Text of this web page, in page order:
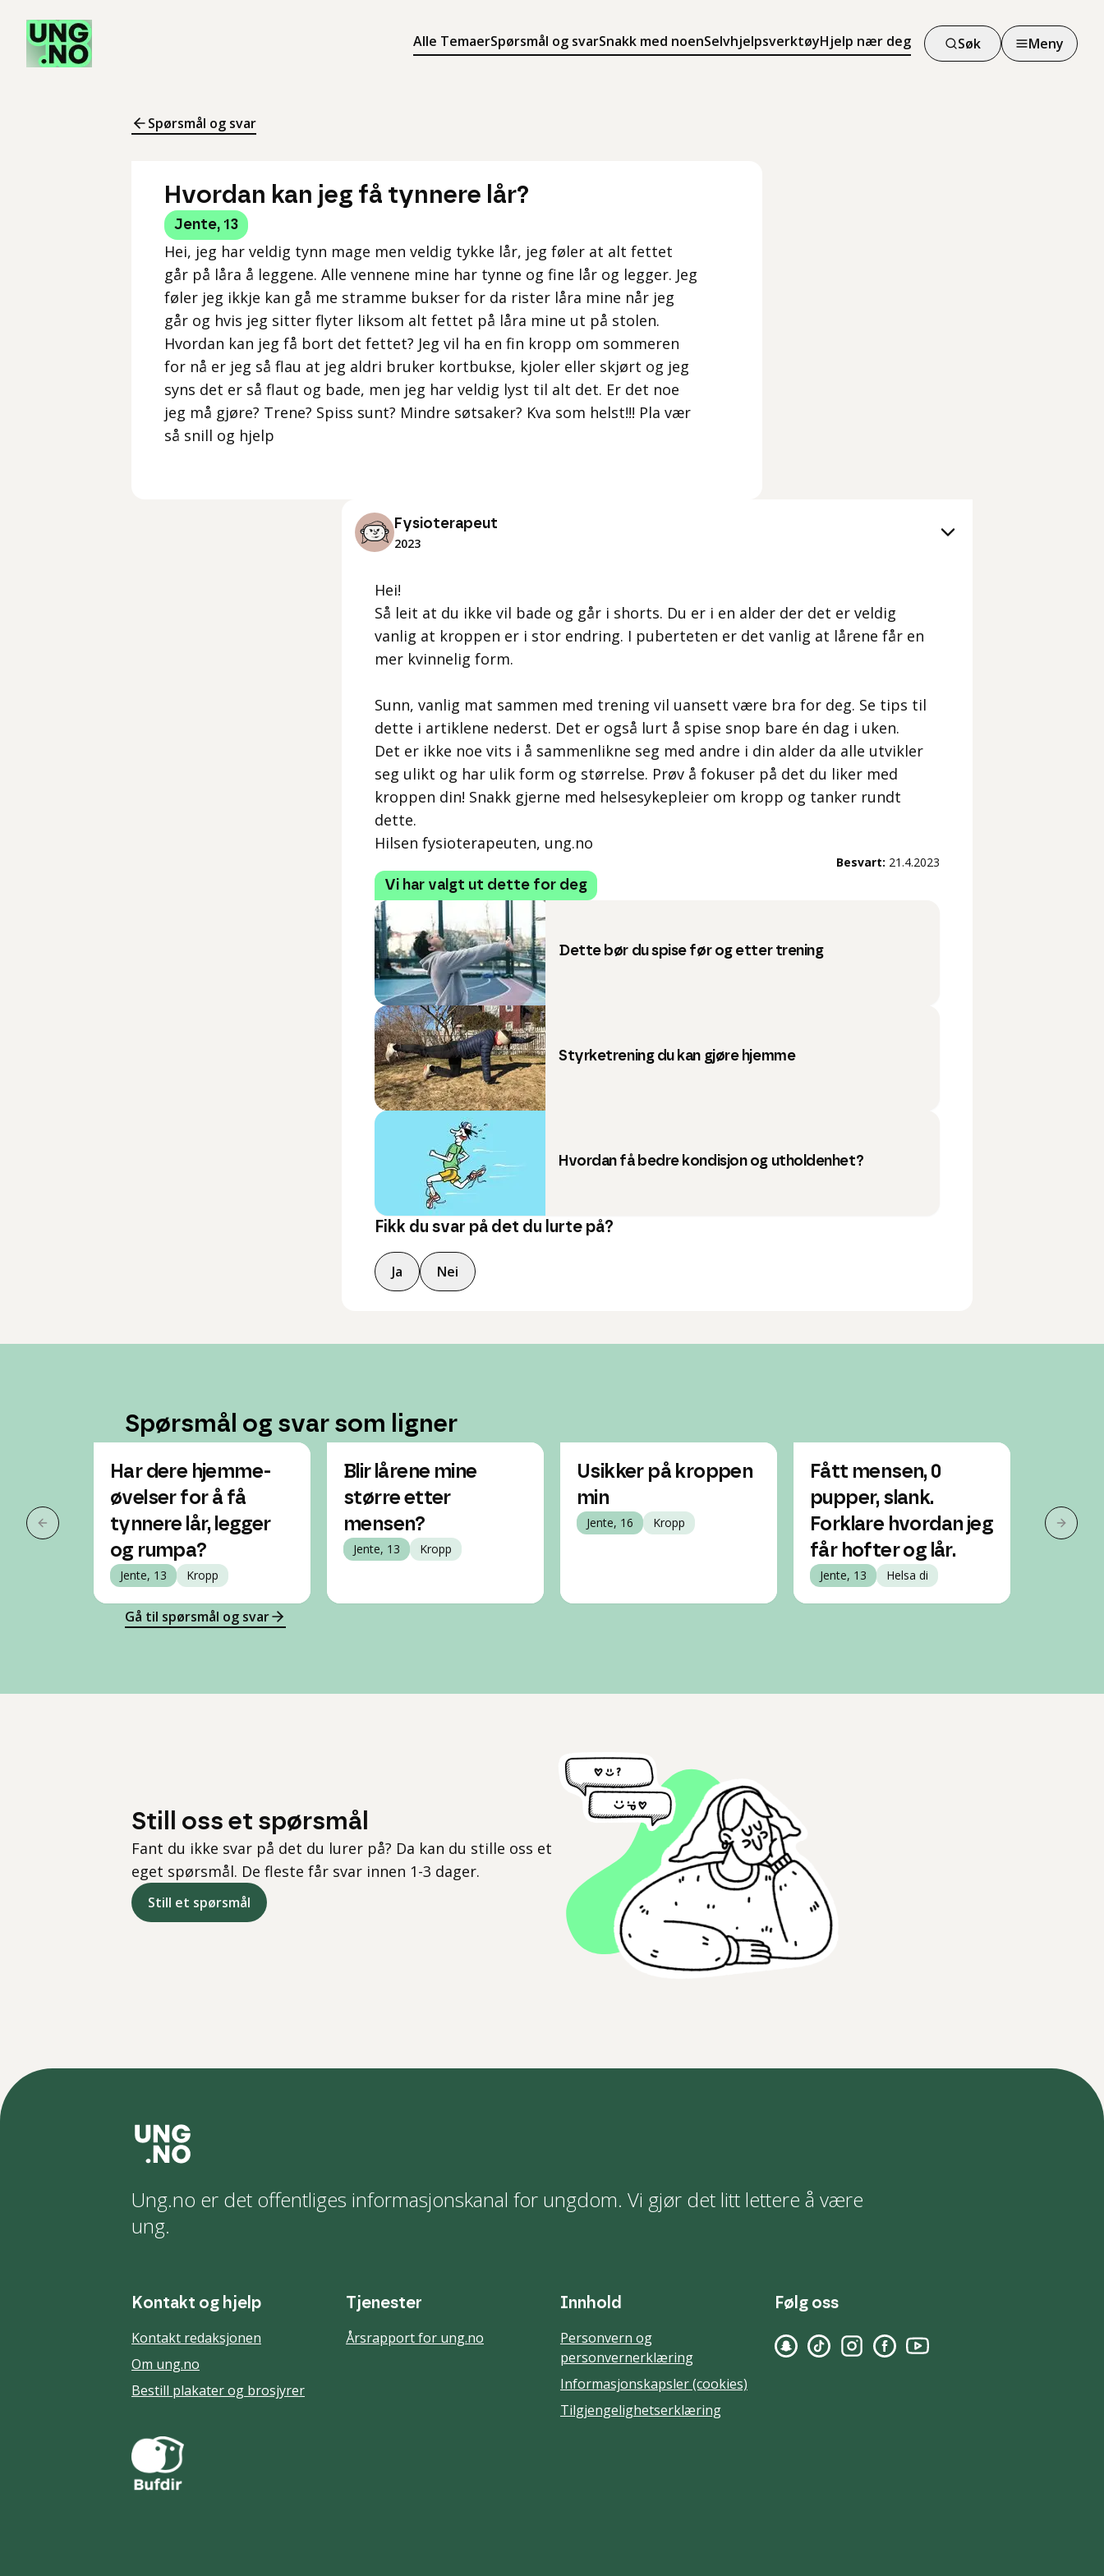
Alle TemaerSpørsmål og svarSnakk med noenSelvhjelpsverktøyHjelp nær deg
Søk
Søk
Meny
Meny
Spørsmål og svar
Hvordan kan jeg få tynnere lår?
Jente, 13
Hei, jeg har veldig tynn mage men veldig tykke lår, jeg føler at alt fettet
går på låra å leggene. Alle vennene mine har tynne og fine lår og legger. Jeg
føler jeg ikkje kan gå me stramme bukser for da rister låra mine når jeg
går og hvis jeg sitter flyter liksom alt fettet på låra mine ut på stolen.
Hvordan kan jeg få bort det fettet? Jeg vil ha en fin kropp om sommeren
for nå er jeg så flau at jeg aldri bruker kortbukse, kjoler eller skjørt og jeg
syns det er så flaut og bade, men jeg har veldig lyst til alt det. Er det noe
jeg må gjøre? Trene? Spiss sunt? Mindre søtsaker? Kva som helst!!! Pla vær
så snill og hjelp
Fysioterapeut
2023
Hei!
Så leit at du ikke vil bade og går i shorts. Du er i en alder der det er veldig
vanlig at kroppen er i stor endring. I puberteten er det vanlig at lårene får en
mer kvinnelig form.
Sunn, vanlig mat sammen med trening vil uansett være bra for deg. Se tips til
dette i artiklene nederst. Det er også lurt å spise snop bare én dag i uken.
Det er ikke noe vits i å sammenlikne seg med andre i din alder da alle utvikler
seg ulikt og har ulik form og størrelse. Prøv å fokuser på det du liker med
kroppen din! Snakk gjerne med helsesykepleier om kropp og tanker rundt
dette.
Hilsen fysioterapeuten, ung.no
Besvart: 21.4.2023
Vi har valgt ut dette for deg
Dette bør du spise før og etter trening
Styrketrening du kan gjøre hjemme
Hvordan få bedre kondisjon og utholdenhet?
Fikk du svar på det du lurte på?
Ja Nei
Spørsmål og svar som ligner
Forrige slide
Har dere hjemme-
øvelser for å få
tynnere lår, legger
og rumpa?
Jente, 13 Kropp
Blir lårene mine
større etter
mensen?
Jente, 13 Kropp
Usikker på kroppen
min
Jente, 16 Kropp
Fått mensen, 0
pupper, slank.
Forklare hvordan jeg
får hofter og lår.
Jente, 13 Helsa di
store
Neste
Gå til spørsmål og svar
Still oss et spørsmål
Fant du ikke svar på det du lurer på? Da kan du stille oss et
eget spørsmål. De fleste får svar innen 1-3 dager.
Still et spørsmål
Ung.no er det offentliges informasjonskanal for ungdom. Vi gjør det litt lettere å være
ung.
Kontakt og hjelp
Kontakt redaksjonen
Om ung.no
Bestill plakater og brosjyrer
Tjenester
Årsrapport for ung.no
Innhold
Personvern og
personvernerklæring
Informasjonskapsler (cookies)
Tilgjengelighetserklæring
Følg oss